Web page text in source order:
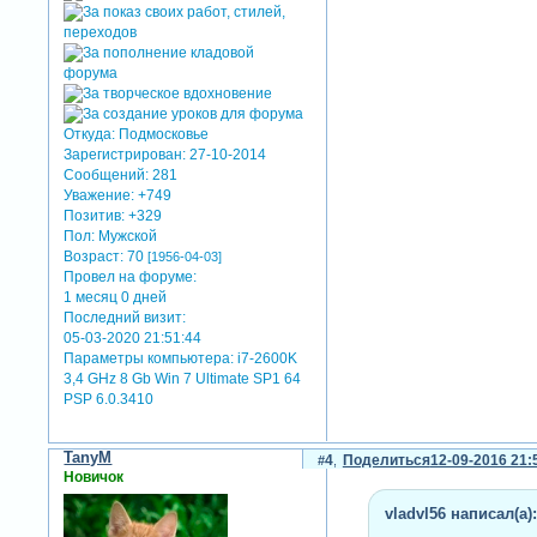
Откуда: Подмосковье
Зарегистрирован: 27-10-2014
Сообщений: 281
Уважение: +749
Позитив: +329
Пол: Мужской
Возраст: 70[1956-04-03]
Провел на форуме:
1 месяц 0 дней
Последний визит:
05-03-2020 21:51:44
Параметры компьютера: i7-2600K
3,4 GHz 8 Gb Win 7 Ultimate SP1 64
PSP 6.0.3410
Поделиться
4 12-09-2016
TanyM
Новичок
vladvl56 написал(а):